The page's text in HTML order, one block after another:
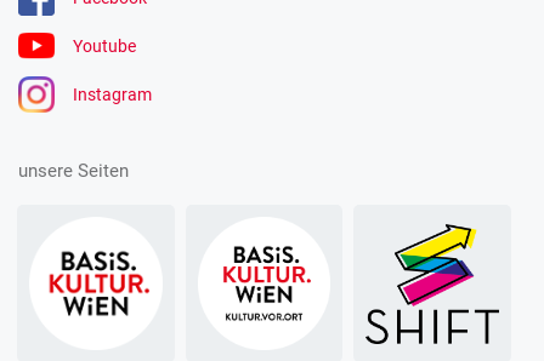
Youtube
Instagram
unsere Seiten